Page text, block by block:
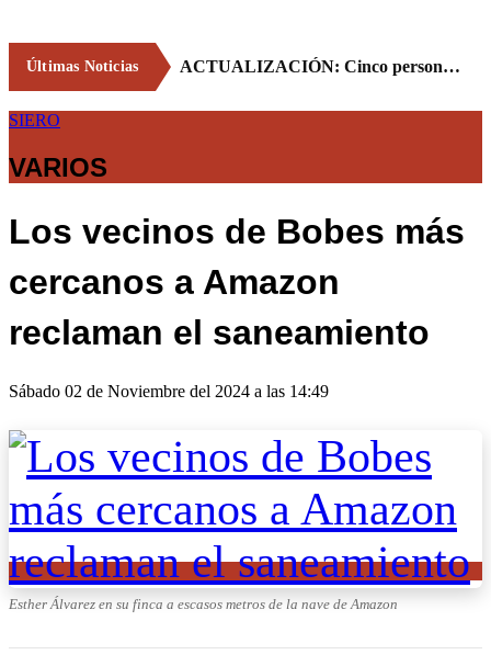
Últimas Noticias ACTUALIZACIÓN: Cinco personas resultan heridas leves tras un accidente en una atracción ferial en Lieres
SIERO
VARIOS
Los vecinos de Bobes más
cercanos a Amazon
reclaman el saneamiento
Sábado 02 de Noviembre del 2024 a las 14:49
Esther Álvarez en su finca a escasos metros de la nave de Amazon